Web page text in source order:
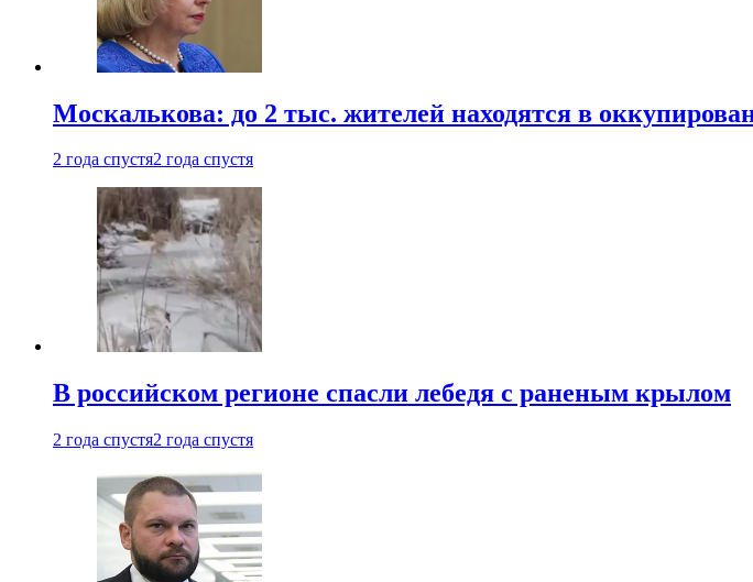
Москалькова: до 2 тыс. жителей находятся в
2 года спустя2 года спустя
В российском регионе спасли лебедя с раненым крылом
2 года спустя2 года спустя